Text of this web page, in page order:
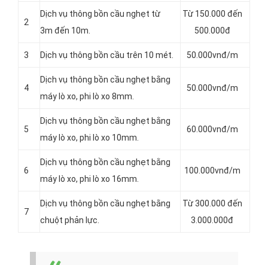
2
Dịch vụ thông bồn cầu nghẹt từ
3m đến 10m.
Từ 150.000 đến
500.000đ
3 Dịch vụ thông bồn cầu trên 10 mét. 50.000vnđ/m
4
Dịch vụ thông bồn cầu nghẹt bằng
máy lò xo, phi lò xo 8mm.
50.000vnđ/m
5
Dịch vụ thông bồn cầu nghẹt bằng
máy lò xo, phi lò xo 10mm.
60.000vnđ/m
6
Dịch vụ thông bồn cầu nghẹt bằng
máy lò xo, phi lò xo 16mm.
100.000vnđ/m
7
Dịch vụ thông bồn cầu nghẹt bằng
chuột phản lực.
Từ 300.000 đến
3.000.000đ